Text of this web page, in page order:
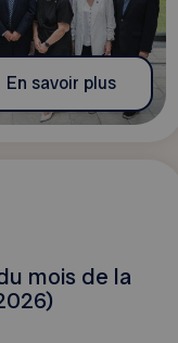
En savoir plus
mois de la